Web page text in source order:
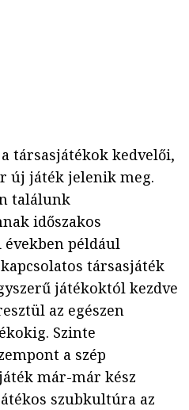
társasjátékok kedvelői,
új játék jelenik meg.
találunk
időszakos
például
társasjáték
játékoktól kezdve
az egészen
Szinte
a szép
már-már kész
szubkultúra az